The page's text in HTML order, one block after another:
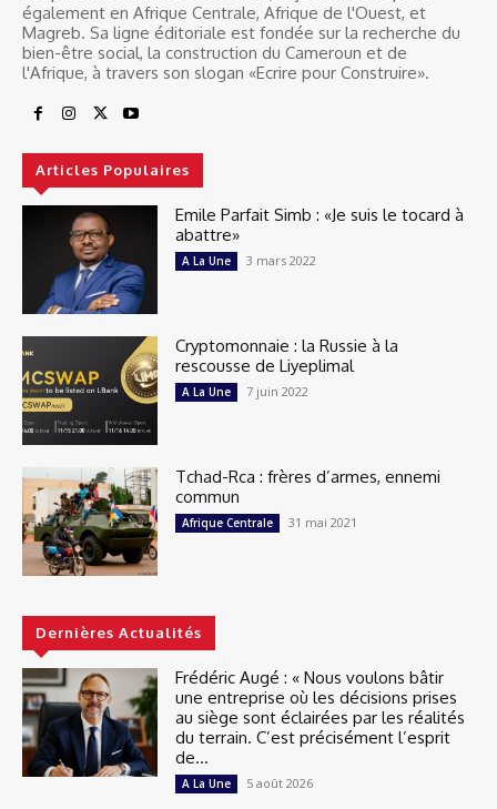
également en Afrique Centrale, Afrique de l'Ouest, et
Magreb. Sa ligne éditoriale est fondée sur la recherche du
bien-être social, la construction du Cameroun et de
l'Afrique, à travers son slogan «Ecrire pour Construire».
Articles Populaires
Emile Parfait Simb : «Je suis le tocard à
abattre»
A La Une 3 mars 2022
Cryptomonnaie : la Russie à la
rescousse de Liyeplimal
A La Une 7 juin 2022
Tchad-Rca : frères d’armes, ennemi
commun
Afrique Centrale 31 mai 2021
Dernières Actualités
Frédéric Augé : « Nous voulons bâtir
une entreprise où les décisions prises
au siège sont éclairées par les réalités
du terrain. C’est précisément l’esprit
de...
A La Une 5 août 2026